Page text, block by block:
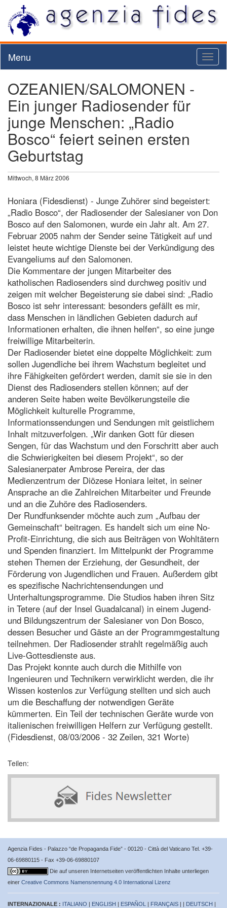
Menu
OZEANIEN/SALOMONEN -
Ein junger Radiosender für
junge Menschen: „Radio
Bosco“ feiert seinen ersten
Geburtstag
Mittwoch, 8 März 2006
Honiara (Fidesdienst) - Junge Zuhörer sind begeistert:
„Radio Bosco“, der Radiosender der Salesianer von Don
Bosco auf den Salomonen, wurde ein Jahr alt. Am 27.
Februar 2005 nahm der Sender seine Tätigkeit auf und
leistet heute wichtige Dienste bei der Verkündigung des
Evangeliums auf den Salomonen.
Die Kommentare der jungen Mitarbeiter des
katholischen Radiosenders sind durchweg positiv und
zeigen mit welcher Begeisterung sie dabei sind: „Radio
Bosco ist sehr interessant: besonders gefällt es mir,
dass Menschen in ländlichen Gebieten dadurch auf
Informationen erhalten, die ihnen helfen“, so eine junge
freiwillige Mitarbeiterin.
Der Radiosender bietet eine doppelte Möglichkeit: zum
sollen Jugendliche bei ihrem Wachstum begleitet und
ihre Fähigkeiten gefördert werden, damit sie sie in den
Dienst des Radiosenders stellen können; auf der
anderen Seite haben weite Bevölkerungsteile die
Möglichkeit kulturelle Programme,
Informationssendungen und Sendungen mit geistlichem
Inhalt mitzuverfolgen. „Wir danken Gott für diesen
Sengen, für das Wachstum und den Forschritt aber auch
die Schwierigkeiten bei diesem Projekt“, so der
Salesianerpater Ambrose Pereira, der das
Medienzentrum der Diözese Honiara leitet, in seiner
Ansprache an die Zahlreichen Mitarbeiter und Freunde
und an die Zuhöre des Radiosenders.
Der Rundfunksender möchte auch zum „Aufbau der
Gemeinschaft“ beitragen. Es handelt sich um eine No-
Profit-Einrichtung, die sich aus Beiträgen von Wohltätern
und Spenden finanziert. Im Mittelpunkt der Programme
stehen Themen der Erziehung, der Gesundheit, der
Förderung von Jugendlichen und Frauen. Außerdem gibt
es spezifische Nachrichtensendungen und
Unterhaltungsprogramme. Die Studios haben ihren Sitz
in Tetere (auf der Insel Guadalcanal) in einem Jugend-
und Bildungszentrum der Salesianer von Don Bosco,
dessen Besucher und Gäste an der Programmgestaltung
teilnehmen. Der Radiosender strahlt regelmäßig auch
Live-Gottesdienste aus.
Das Projekt konnte auch durch die Mithilfe von
Ingenieuren und Technikern verwirklicht werden, die ihr
Wissen kostenlos zur Verfügung stellten und sich auch
um die Beschaffung der notwendigen Geräte
kümmerten. Ein Teil der technischen Geräte wurde von
italienischen freiwilligen Helfern zur Verfügung gestellt.
(Fidesdienst, 08/03/2006 - 32 Zeilen, 321 Worte)
Teilen:
Agenzia Fides - Palazzo “de Propaganda Fide” - 00120 - Città del Vaticano Tel. +39-
06-69880115 - Fax +39-06-69880107
Die auf unseren Internetseiten veröffentlichten Inhalte unterliegen
einer Creative Commons Namensnennung 4.0 International Lizenz
INTERNAZIONALE : ITALIANO | ENGLISH | ESPAÑOL | FRANÇAIS | | DEUTSCH |